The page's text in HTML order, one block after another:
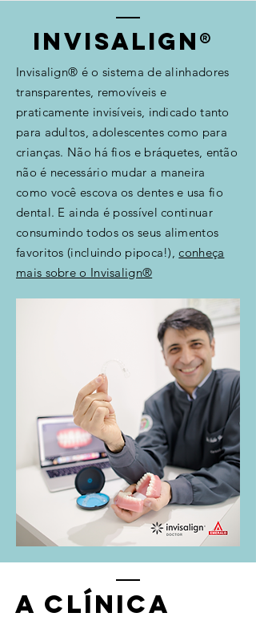
Invisalign®
Invisalign® é o sistema de alinhadores
transparentes, removíveis e
praticamente invisíveis, indicado tanto
para adultos, adolescentes como para
crianças. Não há fios e bráquetes, então
não é necessário mudar a maneira
como você escova os dentes e usa fio
dental. E ainda é possível continuar
consumindo todos os seus alimentos
favoritos (incluindo pipoca!),conheça
mais sobre o Invisalign®
A clínica